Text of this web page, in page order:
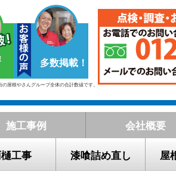
多数掲載！
屋根やさんグループ全体の合計数値です。
施工事例 会社概要
工事 漆喰詰め直し 屋